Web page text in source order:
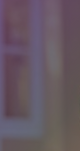
c’est aussi
à pas pour
de votre